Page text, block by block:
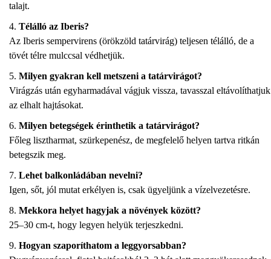
talajt.
Télálló az Iberis?
Az Iberis sempervirens (örökzöld tatárvirág) teljesen télálló, de a
tövét télre mulccsal védhetjük.
Milyen gyakran kell metszeni a tatárvirágot?
Virágzás után egyharmadával vágjuk vissza, tavasszal eltávolíthatjuk
az elhalt hajtásokat.
Milyen betegségek érinthetik a tatárvirágot?
Főleg lisztharmat, szürkepenész, de megfelelő helyen tartva ritkán
betegszik meg.
Lehet balkonládában nevelni?
Igen, sőt, jól mutat erkélyen is, csak ügyeljünk a vízelvezetésre.
Mekkora helyet hagyjak a növények között?
25–30 cm-t, hogy legyen helyük terjeszkedni.
Hogyan szaporíthatom a leggyorsabban?